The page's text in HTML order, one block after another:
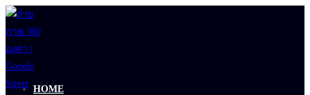
Skip
to
content
HOME